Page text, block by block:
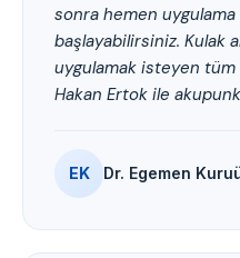
sonra hemen
başlayabilirsiniz. Kulak
uygulamak isteyen
Hakan Ertok ile
EK Dr. Egemen